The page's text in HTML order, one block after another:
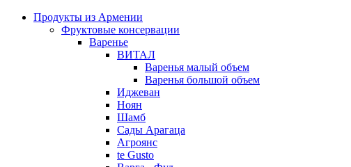
Продукты из Армении
Фруктовые консервации
Варенье
ВИТАЛ
Варенья малый объем
Варенья большой объем
Иджеван
Ноян
Шамб
Сады Арагаца
Агроянс
te Gusto